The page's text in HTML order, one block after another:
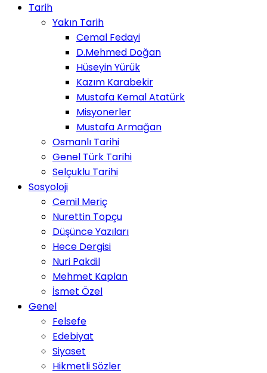
Tarih
Yakın Tarih
Cemal Fedayi
D.Mehmed Doğan
Hüseyin Yürük
Kazım Karabekir
Mustafa Kemal Atatürk
Misyonerler
Mustafa Armağan
Osmanlı Tarihi
Genel Türk Tarihi
Selçuklu Tarihi
Sosyoloji
Cemil Meriç
Nurettin Topçu
Düşünce Yazıları
Hece Dergisi
Nuri Pakdil
Mehmet Kaplan
İsmet Özel
Genel
Felsefe
Edebiyat
Siyaset
Hikmetli Sözler